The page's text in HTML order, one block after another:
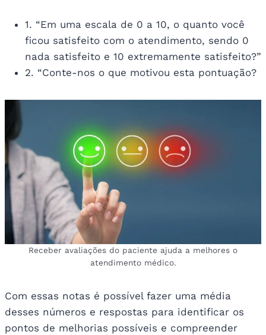
1. “Em uma escala de 0 a 10, o quanto você
ficou satisfeito com o atendimento, sendo 0
nada satisfeito e 10 extremamente satisfeito?”
2. “Conte-nos o que motivou esta pontuação?
Receber avaliações do paciente ajuda a melhores o
atendimento médico.
Com essas notas é possível fazer uma média
desses números e respostas para identificar os
pontos de melhorias possíveis e compreender